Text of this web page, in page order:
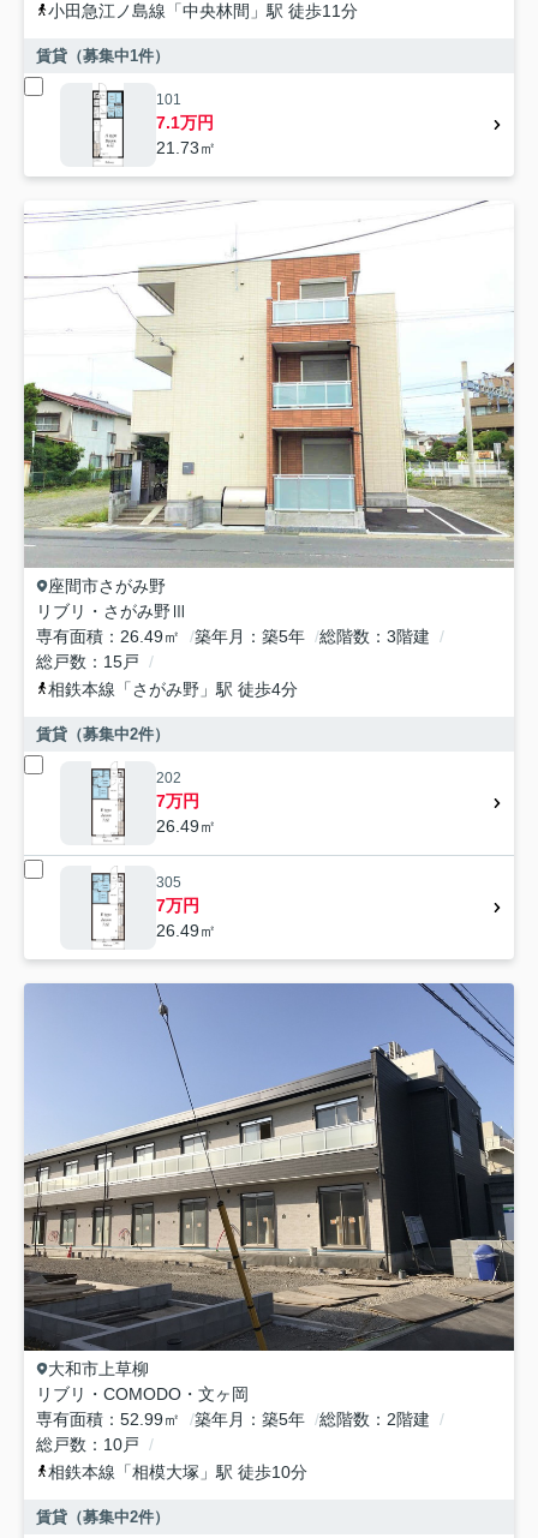
小田急江ノ島線 「中央林間 」駅 徒歩11分
賃貸（募集中1件）
101
7.1万円
21.73㎡
座間市さがみ野
リブリ・さがみ野Ⅲ
専有面積
26.49㎡ 築年月 築5年 総階数
3階建
総戸数
15戸
相鉄本線 「さがみ野 」駅 徒歩4分
賃貸（募集中2件）
202
7万円
26.49㎡
305
7万円
26.49㎡
大和市 上草柳
リブリ・COMODO・文ヶ岡
専有面積
52.99㎡ 築年月 築5年 総階数
2階建
総戸数
10戸
相鉄本線 「相模大塚 」駅 徒歩10分
賃貸（募集中2件）